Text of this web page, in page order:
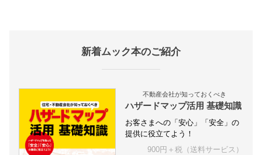
新着ムック本のご紹介
不動産会社が知っておくべき
ハザードマップ活用 基礎知識
お客さまへの「安心」「安全」の
提供に役立てよう！
900円＋税（送料サービス）